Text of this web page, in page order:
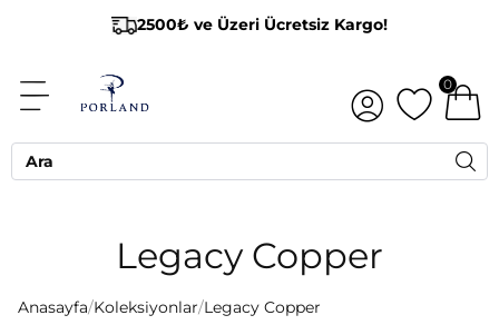
2500₺ ve Üzeri Ücretsiz Kargo!
0
Legacy Copper
Anasayfa/Koleksiyonlar/Legacy Copper